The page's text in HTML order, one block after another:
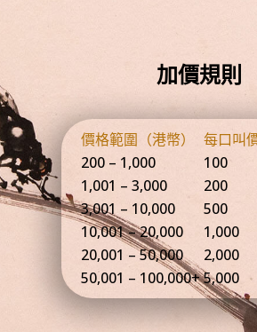
加價規則
價格範圍（港幣）
每口叫
200 – 1,000
100
1,001 – 3,000
200
3,001 – 10,000
500
10,001 – 20,000
1,000
20,001 – 50,000
2,000
50,001 – 100,000+5,000